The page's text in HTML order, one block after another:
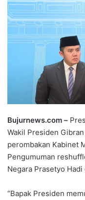
Bujurnews.com –
Wakil Presiden
perombakan Kabinet
Pengumuman
Negara Prasetyo
“Bapak Presiden